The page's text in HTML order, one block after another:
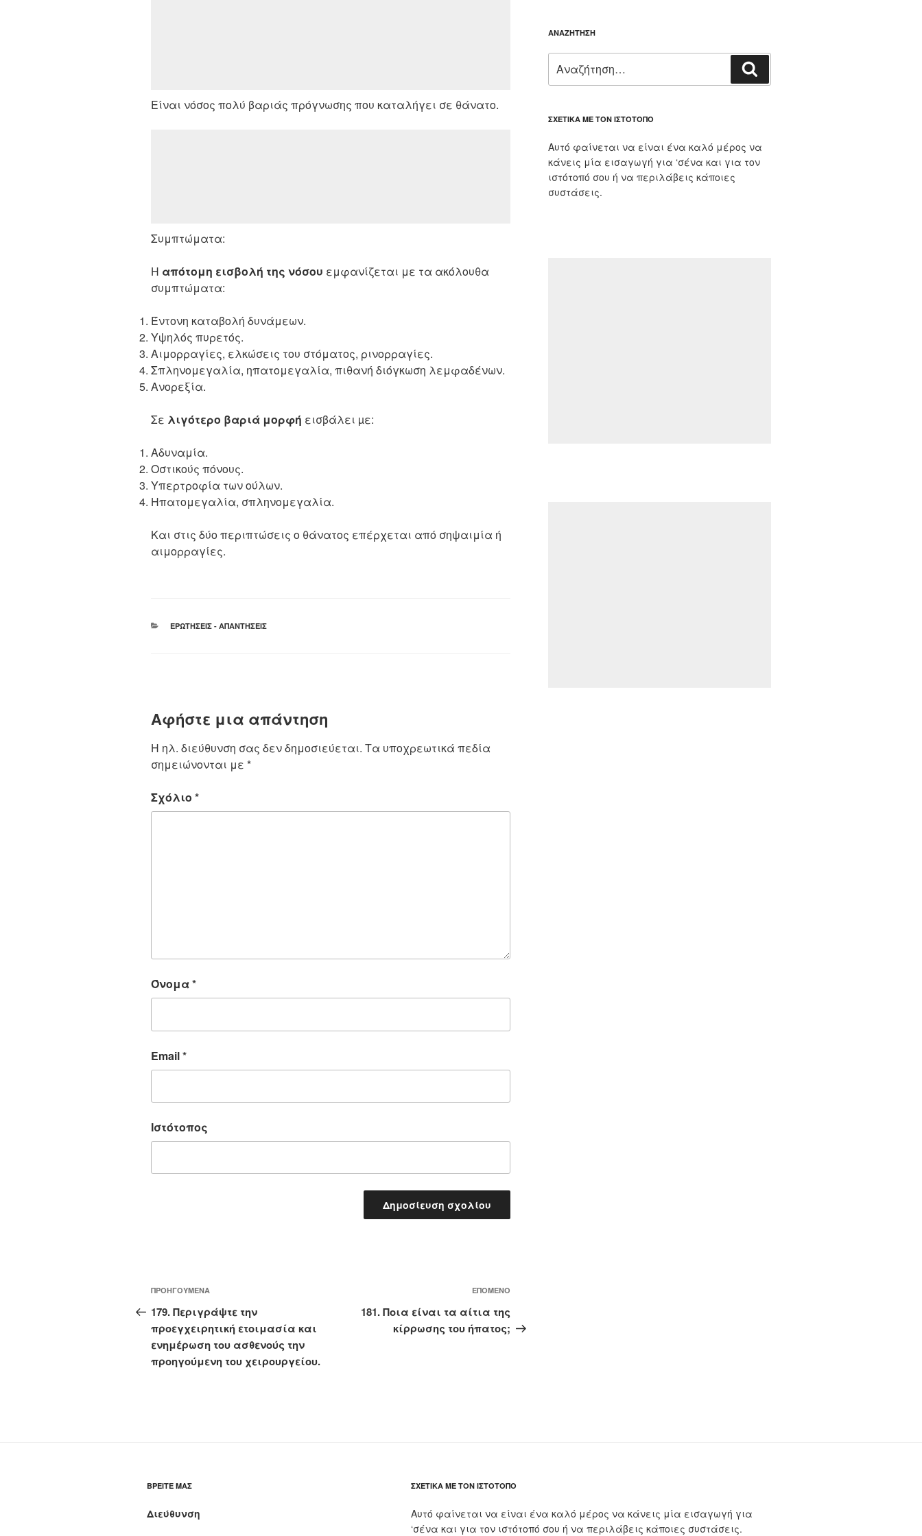
Είναι νόσος πολύ βαριάς πρόγνωσης που καταλήγει σε θάνατο.
Συμπτώματα:
Η απότομη εισβολή της νόσου εμφανίζεται με τα ακόλουθα
συμπτώματα:
Έντονη καταβολή δυνάμεων.
Υψηλός πυρετός.
Αιμορραγίες, ελκώσεις του στόματος, ρινορραγίες.
Σπληνομεγαλία, ηπατομεγαλία, πιθανή διόγκωση λεμφαδένων.
Ανορεξία.
Σε λιγότερο βαριά μορφή εισβάλει µε:
Αδυναμία.
Οστικούς πόνους.
Υπερτροφία των ούλων.
Ηπατομεγαλία, σπληνομεγαλία.
Και στις δύο περιπτώσεις ο θάνατος επέρχεται από σηψαιμία ή
αιμορραγίες.
ΚΑΤΗΓΟΡΊΕΣ
ΕΡΩΤΉΣΕΙΣ - ΑΠΑΝΤΉΣΕΙΣ
Αφήστε μια απάντηση
Η ηλ. διεύθυνση σας δεν δημοσιεύεται. Τα υποχρεωτικά πεδία
σημειώνονται με *
Σχόλιο *
Όνομα*
Email*
Ιστότοπος
Πλοήγηση
άρθρων
Προηγούμενο
άρθρο
ΠΡΟΗΓΟΎΜΕΝΑ
179. Περιγράψτε την
προεγχειρητική ετοιμασία και
ενημέρωση του ασθενούς την
προηγούμενη του χειρουργείου.
ΕΠΌΜΕΝΟ
181. Ποια είναι τα αίτια της
κίρρωσης του ήπατος;
ΑΝΑΖΉΤΗΣΗ
για:
ΣΧΕΤΙΚΆ ΜΕ ΤΟΝ ΙΣΤΌΤΟΠΟ
Αυτό φαίνεται να είναι ένα καλό μέρος να
κάνεις μία εισαγωγή για ‘σένα και για τον
ιστότοπό σου ή να περιλάβεις κάποιες
συστάσεις.
ΒΡΕΊΤΕ ΜΑΣ
Διεύθυνση
ΣΧΕΤΙΚΆ ΜΕ ΤΟΝ ΙΣΤΌΤΟΠΟ
Αυτό φαίνεται να είναι ένα καλό μέρος να κάνεις μία εισαγωγή για
‘σένα και για τον ιστότοπό σου ή να περιλάβεις κάποιες συστάσεις.